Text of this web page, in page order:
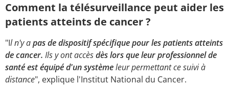
Comment la télésurveillance peut aider les
patients atteints de cancer ?
"Il n'y apas de dispositif spécifique pour les patients atteints
de cancer. Ils y ont accèsdès lors que leur professionnel de
santé est équipé d'un systèmeleur permettant ce suivi à
distance", explique l'Institut National du Cancer.